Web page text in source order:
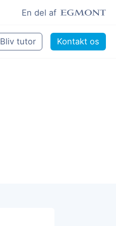
En del af
Bliv tutor Kontakt os